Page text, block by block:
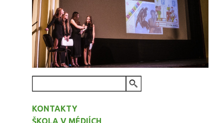
KONTAKTY
ŠKOLA V MÉDIÍCH